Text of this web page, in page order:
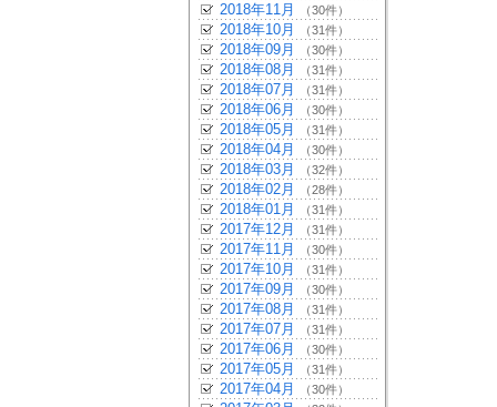
2018年11月 （30件）
2018年10月 （31件）
2018年09月 （30件）
2018年08月 （31件）
2018年07月 （31件）
2018年06月 （30件）
2018年05月 （31件）
2018年04月 （30件）
2018年03月 （32件）
2018年02月 （28件）
2018年01月 （31件）
2017年12月 （31件）
2017年11月 （30件）
2017年10月 （31件）
2017年09月 （30件）
2017年08月 （31件）
2017年07月 （31件）
2017年06月 （30件）
2017年05月 （31件）
2017年04月 （30件）